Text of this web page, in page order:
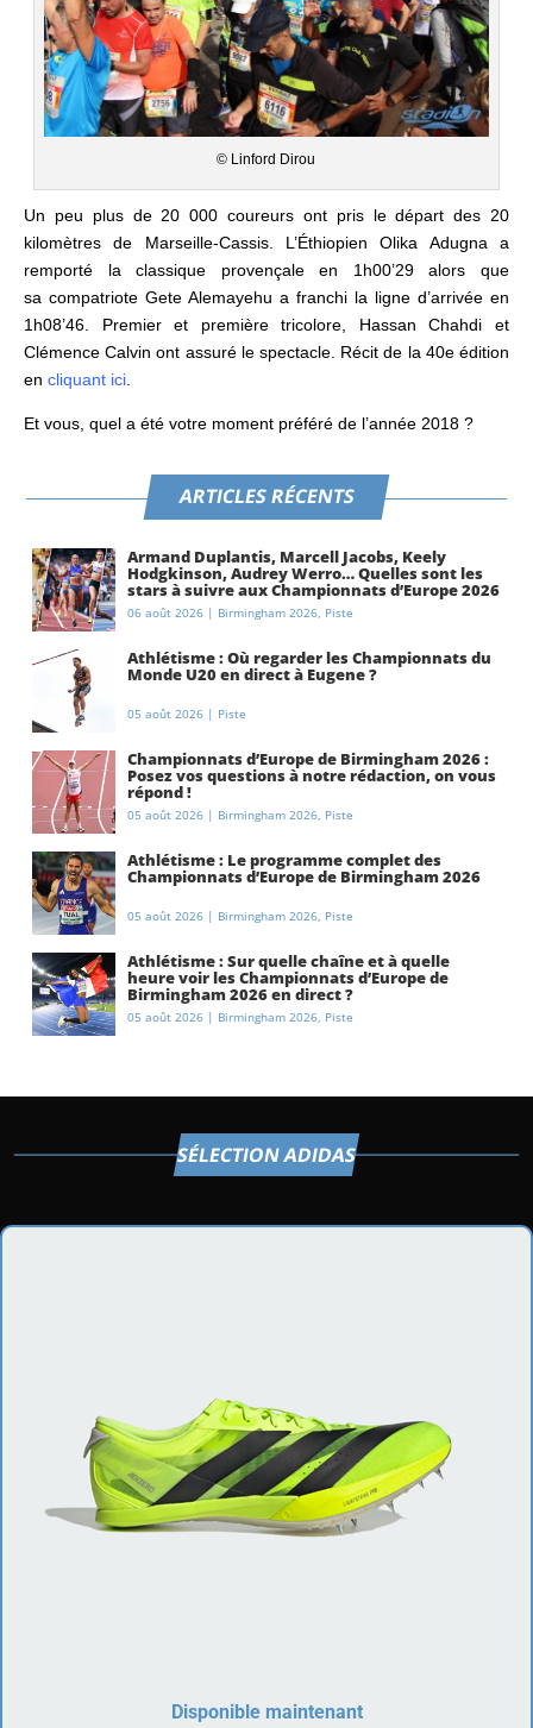
© Linford Dirou
Un peu plus de 20 000 coureurs ont pris le départ des 20
kilomètres de Marseille-Cassis. L’Éthiopien Olika Adugna a
remporté la classique provençale en 1h00’29 alors que
sa compatriote Gete Alemayehu a franchi la ligne d’arrivée en
1h08’46. Premier et première tricolore, Hassan Chahdi et
Clémence Calvin ont assuré le spectacle. Récit de la 40e édition
en cliquant ici
Et vous, quel a été votre moment préféré de l’année 2018 ?
ARTICLES RÉCENTS
Armand Duplantis, Marcell Jacobs, Keely
Hodgkinson, Audrey Werro… Quelles sont les
stars à suivre aux Championnats d’Europe 2026
à Birmingham ?
06 août 2026 | Birmingham 2026, Piste
Athlétisme : Où regarder les Championnats du
Monde U20 en direct à Eugene ?
05 août 2026 | Piste
Championnats d’Europe de Birmingham 2026 :
Posez vos questions à notre rédaction, on vous
répond !
05 août 2026 | Birmingham 2026, Piste
Athlétisme : Le programme complet des
Championnats d’Europe de Birmingham 2026
05 août 2026 | Birmingham 2026, Piste
Athlétisme : Sur quelle chaîne et à quelle
heure voir les Championnats d’Europe de
Birmingham 2026 en direct ?
05 août 2026 | Birmingham 2026, Piste
SÉLECTION ADIDAS
Disponible maintenant